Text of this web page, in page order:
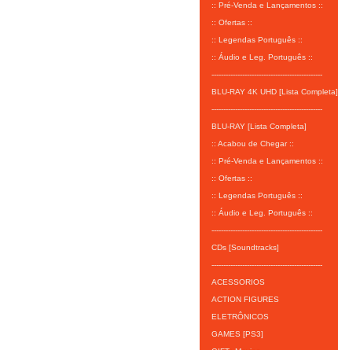
:: Pré-Venda e Lançamentos ::
:: Ofertas ::
:: Legendas Português ::
:: Áudio e Leg. Português ::
-----------------------------------------------
BLU-RAY 4K UHD [Lista Completa]
-----------------------------------------------
BLU-RAY [Lista Completa]
:: Acabou de Chegar ::
:: Pré-Venda e Lançamentos ::
:: Ofertas ::
:: Legendas Português ::
:: Áudio e Leg. Português ::
-----------------------------------------------
CDs [Soundtracks]
-----------------------------------------------
ACESSORIOS
ACTION FIGURES
ELETRÔNICOS
GAMES [PS3]